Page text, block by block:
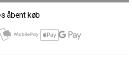
ved køb over 700 kr
åbent køb
ved køb over 700 kr